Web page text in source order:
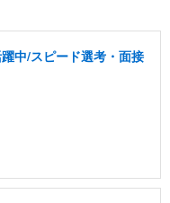
中/スピード選考・面接